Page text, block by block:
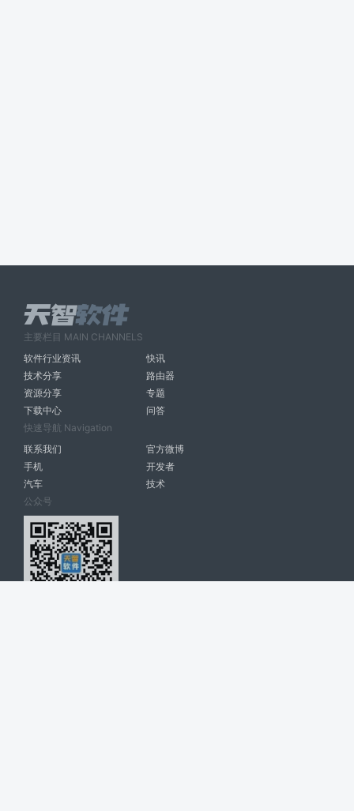
主要栏目 MAIN CHANNELS
软件行业资讯
快讯
技术分享
路由器
资源分享
专题
下载中心
问答
快速导航 Navigation
联系我们
官方微博
手机
开发者
汽车
技术
公众号